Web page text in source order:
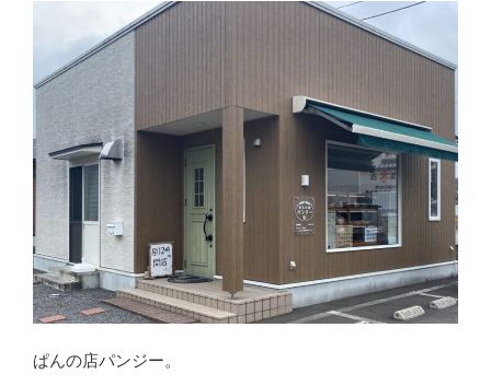
ジ
の
ひ
ん
や
り
バ
ニ
ラ
パ
ン。
ぱんの店パンジー。